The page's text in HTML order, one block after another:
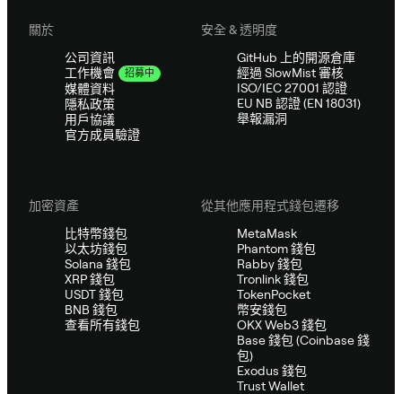
關於
公司資訊
工作機會
招募中
媒體資料
隱私政策
用戶協議
官方成員驗證
安全 & 透明度
GitHub 上的開源倉庫
經過 SlowMist 審核
ISO/IEC 27001 認證
EU NB 認證 (EN 18031)
舉報漏洞
加密資產
比特幣錢包
以太坊錢包
Solana 錢包
XRP 錢包
USDT 錢包
BNB 錢包
查看所有錢包
從其他應用程式錢包遷移
MetaMask
Phantom 錢包
Rabby 錢包
Tronlink 錢包
TokenPocket
幣安錢包
OKX Web3 錢包
Base 錢包 (Coinbase 錢
包)
Exodus 錢包
Trust Wallet